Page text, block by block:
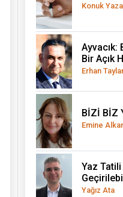
Konuk
Ayvacık:
Bir Açık
Erhan
BİZİ BİZ
Emine
Yaz Tatili
Yağız Ata